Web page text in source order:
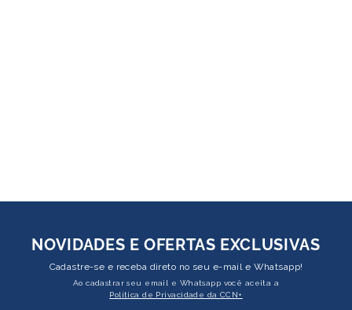
NOVIDADES E OFERTAS EXCLUSIVAS
Cadastre-se e receba direto no seu e-mail e Whatsapp!
Ao cadastrar seu email e Whatsapp você aceita a
Política de Privacidade da CCN+